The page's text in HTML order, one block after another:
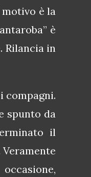
è la
è
Rilancia in
compagni.
spunto da
il